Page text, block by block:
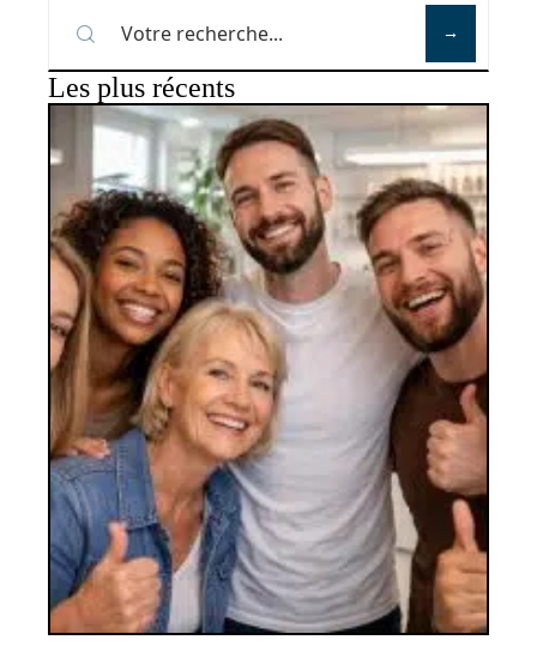
Les plus récents